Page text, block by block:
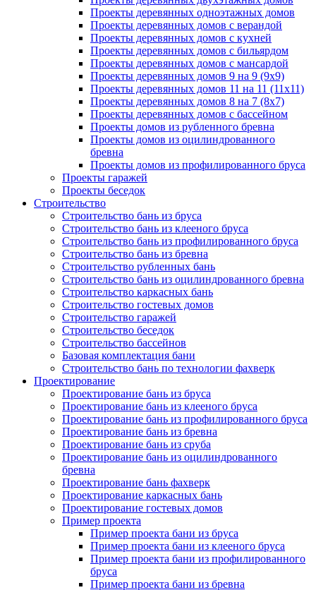
Проекты деревянных одноэтажных домов
Проекты деревянных домов с верандой
Проекты деревянных домов с кухней
Проекты деревянных домов с бильярдом
Проекты деревянных домов с мансардой
Проекты деревянных домов 9 на 9 (9x9)
Проекты деревянных домов 11 на 11 (11x11)
Проекты деревянных домов 8 на 7 (8x7)
Проекты деревянных домов с бассейном
Проекты домов из рубленного бревна
Проекты домов из оцилиндрованного
бревна
Проекты домов из профилированного бруса
Проекты гаражей
Проекты беседок
Строительство
Строительство бань из бруса
Строительство бань из клееного бруса
Строительство бань из профилированного бруса
Строительство бань из бревна
Строительство рубленных бань
Строительство бань из оцилиндрованного бревна
Строительство каркасных бань
Строительство гостевых домов
Строительство гаражей
Строительство беседок
Строительство бассейнов
Базовая комплектация бани
Строительство бань по технологии фахверк
Проектирование
Проектирование бань из бруса
Проектирование бань из клееного бруса
Проектирование бань из профилированного бруса
Проектирование бань из бревна
Проектирование бань из сруба
Проектирование бань из оцилиндрованного
бревна
Проектирование бань фахверк
Проектирование каркасных бань
Проектирование гостевых домов
Пример проекта
Пример проекта бани из бруса
Пример проекта бани из клееного бруса
Пример проекта бани из профилированного
бруса
Пример проекта бани из бревна